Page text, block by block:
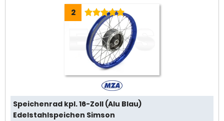
2
Speichenrad kpl. 16-Zoll (Alu Blau)
Edelstahlspeichen Simson